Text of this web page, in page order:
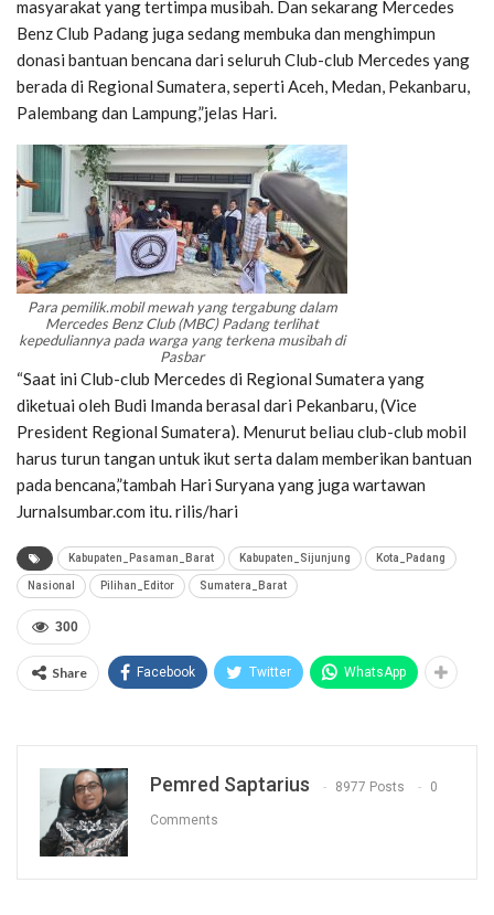
masyarakat yang tertimpa musibah. Dan sekarang Mercedes
Benz Club Padang juga sedang membuka dan menghimpun
donasi bantuan bencana dari seluruh Club-club Mercedes yang
berada di Regional Sumatera, seperti Aceh, Medan, Pekanbaru,
Palembang dan Lampung,”jelas Hari.
Para pemilik.mobil mewah yang tergabung dalam
Mercedes Benz Club (MBC) Padang terlihat
kepeduliannya pada warga yang terkena musibah di
Pasbar
“Saat ini Club-club Mercedes di Regional Sumatera yang
diketuai oleh Budi Imanda berasal dari Pekanbaru, (Vice
President Regional Sumatera). Menurut beliau club-club mobil
harus turun tangan untuk ikut serta dalam memberikan bantuan
pada bencana,”tambah Hari Suryana yang juga wartawan
Jurnalsumbar.com itu. rilis/hari
Kabupaten_Pasaman_Barat Kabupaten_Sijunjung Kota_Padang
Nasional Pilihan_Editor Sumatera_Barat
300
Share Facebook Twitter WhatsApp
Pemred Saptarius 8977 Posts 0
Comments